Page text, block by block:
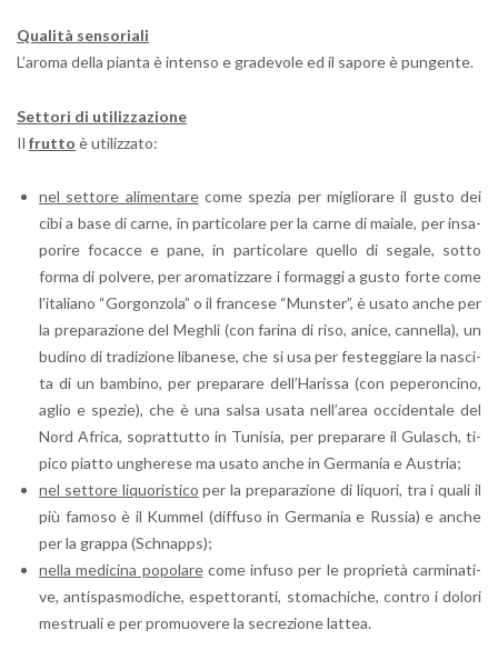
Qua­li­tà sen­so­ria­li
L’a­ro­ma della pian­ta è in­ten­so e gra­de­vo­le ed il sa­po­re è pun­gen­te.
Set­to­ri di uti­liz­za­zio­ne
Il frut­to è uti­liz­za­to:
nel set­to­re ali­men­ta­recome spe­zia per mi­glio­ra­re il gusto dei
cibi a base di carne, in par­ti­co­la­re per la carne di ma­ia­le, per in­sa­
po­ri­re fo­cac­ce e pane, in par­ti­co­la­re quel­lo di se­ga­le, sotto
forma di pol­ve­re, per aro­ma­tiz­za­re i for­mag­gi a gusto forte come
l’i­ta­lia­no “Gor­gon­zo­la” o il fran­ce­se “Mun­ster”, è usato anche per
la pre­pa­ra­zio­ne del Me­ghli (con fa­ri­na di riso, anice, can­nel­la), un
bu­di­no di tra­di­zio­ne li­ba­ne­se, che si usa per fe­steg­gia­re la na­sci­
ta di un bam­bi­no, per pre­pa­ra­re del­l’Ha­ris­sa (con pe­pe­ron­ci­no,
aglio e spe­zie), che è una salsa usata nel­l’a­rea oc­ci­den­ta­le del
Nord Afri­ca, so­prat­tut­to in Tu­ni­sia, per pre­pa­ra­re il Gu­la­sch, ti­
pi­co piat­to un­ghe­re­se ma usato anche in Ger­ma­nia e Au­stria;
nel set­to­re li­quo­ri­sti­co per la pre­pa­ra­zio­ne di li­quo­ri, tra i quali il
più fa­mo­so è il Kum­mel (dif­fu­so in Ger­ma­nia e Rus­sia) e anche
per la grap­pa (Sch­napps);
nella me­di­ci­na po­po­la­recome in­fu­so per le pro­prie­tà car­mi­na­ti­
ve, an­ti­spa­smo­di­che, espet­to­ran­ti, sto­ma­chi­che, con­tro i do­lo­ri
me­strua­li e per pro­muo­ve­re la se­cre­zio­ne lat­tea.